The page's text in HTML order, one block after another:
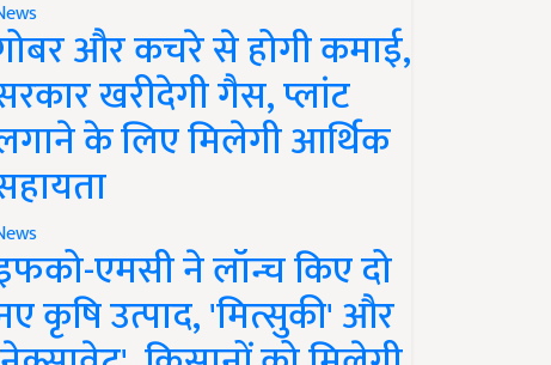
और कचरे से होगी कमाई,
खरीदेगी गैस, प्लांट
के लिए मिलेगी आर्थिक
एमसी ने लॉन्च किए दो
कृषि उत्पाद, 'मित्सुकी' और